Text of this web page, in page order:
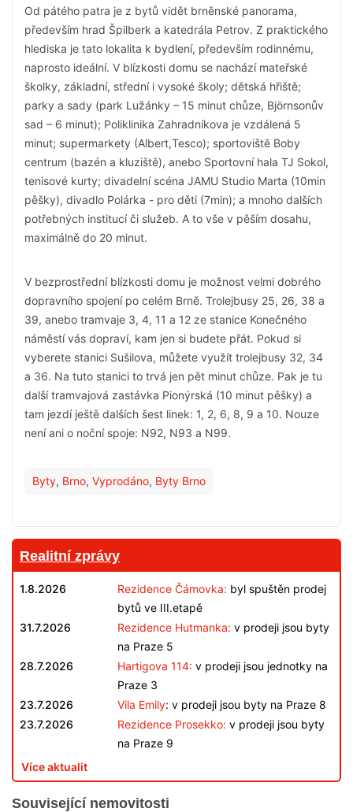
Od pátého patra je z bytů vidět brněnské panorama,
především hrad Špilberk a katedrála Petrov. Z praktického
hlediska je tato lokalita k bydlení, především rodinnému,
naprosto ideální. V blízkosti domu se nachází mateřské
školky, základní, střední i vysoké školy; dětská hřiště;
parky a sady (park Lužánky – 15 minut chůze, Björnsonův
sad – 6 minut); Poliklinika Zahradníkova je vzdálená 5
minut; supermarkety (Albert,Tesco); sportoviště Boby
centrum (bazén a kluziště), anebo Sportovní hala TJ Sokol,
tenisové kurty; divadelní scéna JAMU Studio Marta (10min
pěšky), divadlo Polárka - pro děti (7min); a mnoho dalších
potřebných institucí či služeb. A to vše v pěším dosahu,
maximálně do 20 minut.
V bezprostřední blízkosti domu je možnost velmi dobrého
dopravního spojení po celém Brně. Trolejbusy 25, 26, 38 a
39, anebo tramvaje 3, 4, 11 a 12 ze stanice Konečného
náměstí vás dopraví, kam jen si budete přát. Pokud si
vyberete stanici Sušilova, můžete využít trolejbusy 32, 34
a 36. Na tuto stanici to trvá jen pět minut chůze. Pak je tu
další tramvajová zastávka Pionýrská (10 minut pěšky) a
tam jezdí ještě dalších šest linek: 1, 2, 6, 8, 9 a 10. Nouze
není ani o noční spoje: N92, N93 a N99.
Byty, Brno, Vyprodáno, Byty Brno
Realitní zprávy
1.8.2026 Rezidence Čámovka: byl spuštěn prodej
bytů ve III.etapě
31.7.2026
Rezidence Hutmanka: v prodeji jsou byty
na Praze 5
28.7.2026
Hartigova 114: v prodeji jsou jednotky na
Praze 3
23.7.2026
Vila Emily: v prodeji jsou byty na Praze 8
23.7.2026
Rezidence Prosekko: v prodeji jsou byty
na Praze 9
Více aktualit
Související nemovitosti